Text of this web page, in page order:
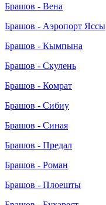
Брашов - Вена
Брашов - Аэропорт Яссы
Брашов - Кымпына
Брашов - Скулень
Брашов - Комрат
Брашов - Сибиу
Брашов - Синая
Брашов - Предал
Брашов - Роман
Брашов - Плоешты